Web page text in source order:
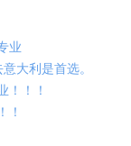
业
大利是首选。
！！！
！